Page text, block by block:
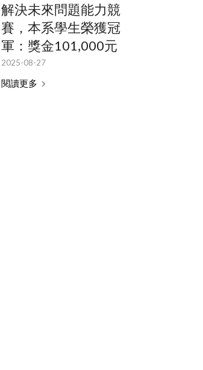
解決未來問題能力競
賽，本系學生榮獲冠
軍：獎金101,000元
2025-08-27
閱讀更多